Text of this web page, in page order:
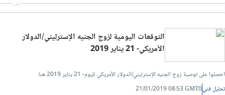
أعلان
التوقعات اليومية لزوج الجنيه الإسترليني/الدولار
الأمريكي- 21 يناير 2019
احصلوا على توصية زوج الجنيه الإسترليني/الدولار الأمريكي لليوم- 21 يناير 2019 هنا.
تحليل فني21/01/2019 08:53 GMT0